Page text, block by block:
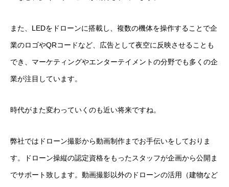
また、LEDをドローンに搭載し、複数の機体を操作することで企
業のロゴやQRコードなど、広告として夜空に反映させることも
でき、 マーケティングやエンターテイメントの分野でも多くの企
業が注目しています。
時代がまた変わっていくのも近い将来ですね。
弊社ではドローン撮影から動画制作までお手伝いをしておりま
す。ドローン操縦の認定資格をもったスタッフが企画から公開ま
でサポート致します。動画撮影以外のドローンの活用（建物など